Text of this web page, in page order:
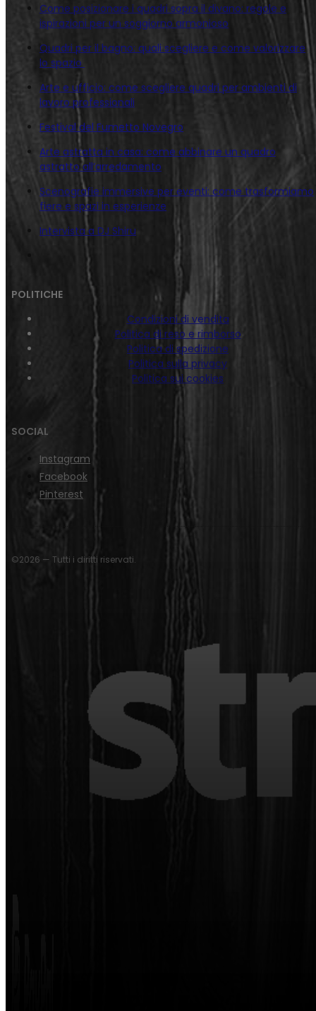
Come posizionare i quadri sopra il divano: regole e
ispirazioni per un soggiorno armonioso
Quadri per il bagno: quali scegliere e come valorizzare
lo spazio
Arte e ufficio: come scegliere quadri per ambienti di
lavoro professionali
Festival del Fumetto Novegro
Arte astratta in casa: come abbinare un quadro
astratto all’arredamento
Scenografie immersive per eventi: come trasformiamo
fiere e spazi in esperienze
Intervista a DJ Shiru
POLITICHE
Condizioni di vendita
Politica di reso e rimborso
Politica di spedizione
Politica sulla privacy
Politica sui cookies
SOCIAL
Instagram
Facebook
Pinterest
©2026 — Tutti i diritti riservati.